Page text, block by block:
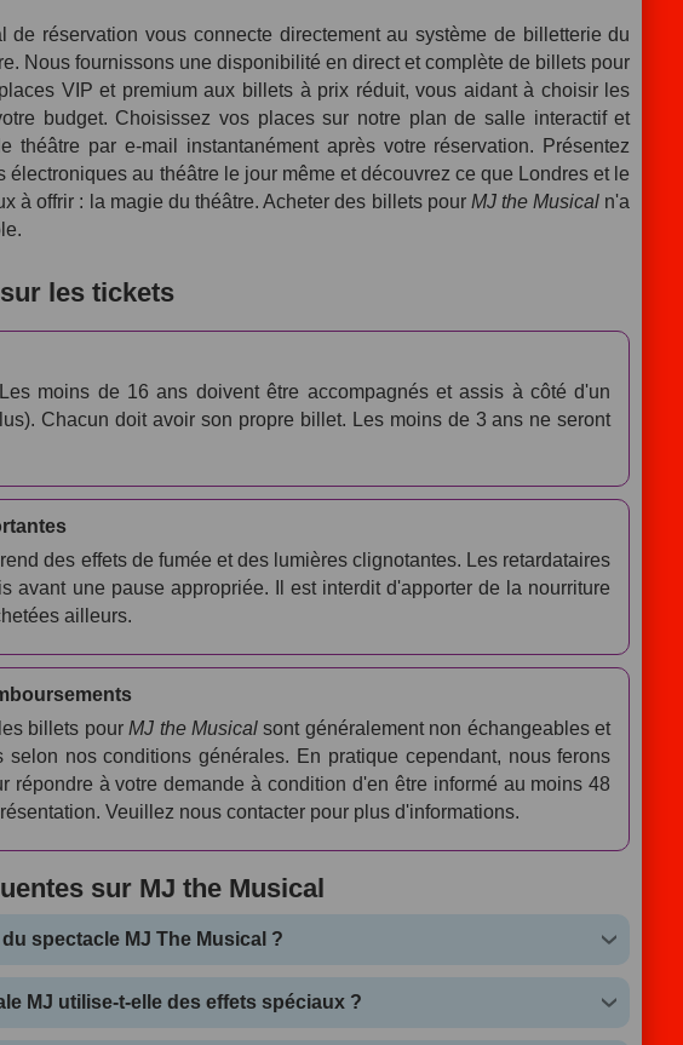
de réservation vous connecte directement au système de billetterie du
Nous fournissons une disponibilité en direct et complète de billets pour
VIP et premium aux billets à prix réduit, vous aidant à choisir les
budget. Choisissez vos places sur notre plan de salle interactif et
théâtre par e-mail instantanément après votre réservation. Présentez
électroniques au théâtre le jour même et découvrez ce que Londres et le
à offrir : la magie du théâtre. Acheter des billets pour MJ the Musical n'a
les tickets
moins de 16 ans doivent être accompagnés et assis à côté d'un
Chacun doit avoir son propre billet. Les moins de 3 ans ne seront
des effets de fumée et des lumières clignotantes. Les retardataires
avant une pause appropriée. Il est interdit d'apporter de la nourriture
ailleurs.
billets pourMJ the Musical sont généralement non échangeables et
selon nos conditions générales. En pratique cependant, nous ferons
répondre à votre demande à condition d'en être informé au moins 48
Veuillez nous contacter pour plus d'informations.
sur MJ the Musical
spectacle MJ The Musical ?
MJ utilise-t-elle des effets spéciaux ?